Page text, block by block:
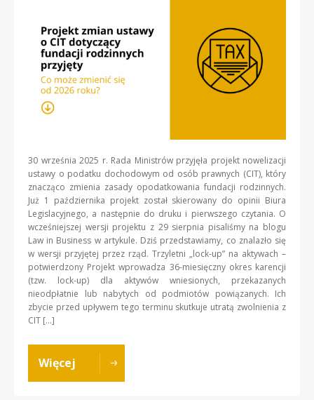
30 września 2025 r. Rada Ministrów przyjęła projekt nowelizacji
ustawy o podatku dochodowym od osób prawnych (CIT), który
znacząco zmienia zasady opodatkowania fundacji rodzinnych.
Już 1 października projekt został skierowany do opinii Biura
Legislacyjnego, a następnie do druku i pierwszego czytania. O
wcześniejszej wersji projektu z 29 sierpnia pisaliśmy na blogu
Law in Business w artykule. Dziś przedstawiamy, co znalazło się
w wersji przyjętej przez rząd. Trzyletni „lock-up” na aktywach –
potwierdzony Projekt wprowadza 36-miesięczny okres karencji
(tzw. lock-up) dla aktywów wniesionych, przekazanych
nieodpłatnie lub nabytych od podmiotów powiązanych. Ich
zbycie przed upływem tego terminu skutkuje utratą zwolnienia z
CIT […]
Więcej